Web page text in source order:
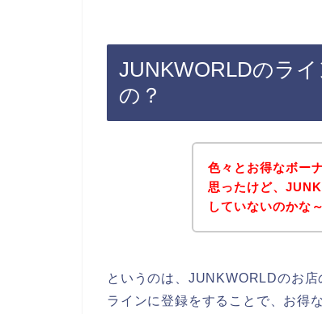
JUNKWORLDのラ
の？
色々とお得なボー
思ったけど、
していないのかな～
というのは、JUNKWORLDのお
ラインに登録をすることで、お得